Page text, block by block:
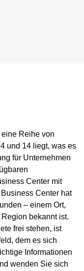
Reihe von
und 14 liegt, was es
für Unternehmen
Center mit
Center hat
– einem Ort,
bekannt ist.
frei stehen, ist
dem es sich
Informationen
wenden Sie sich